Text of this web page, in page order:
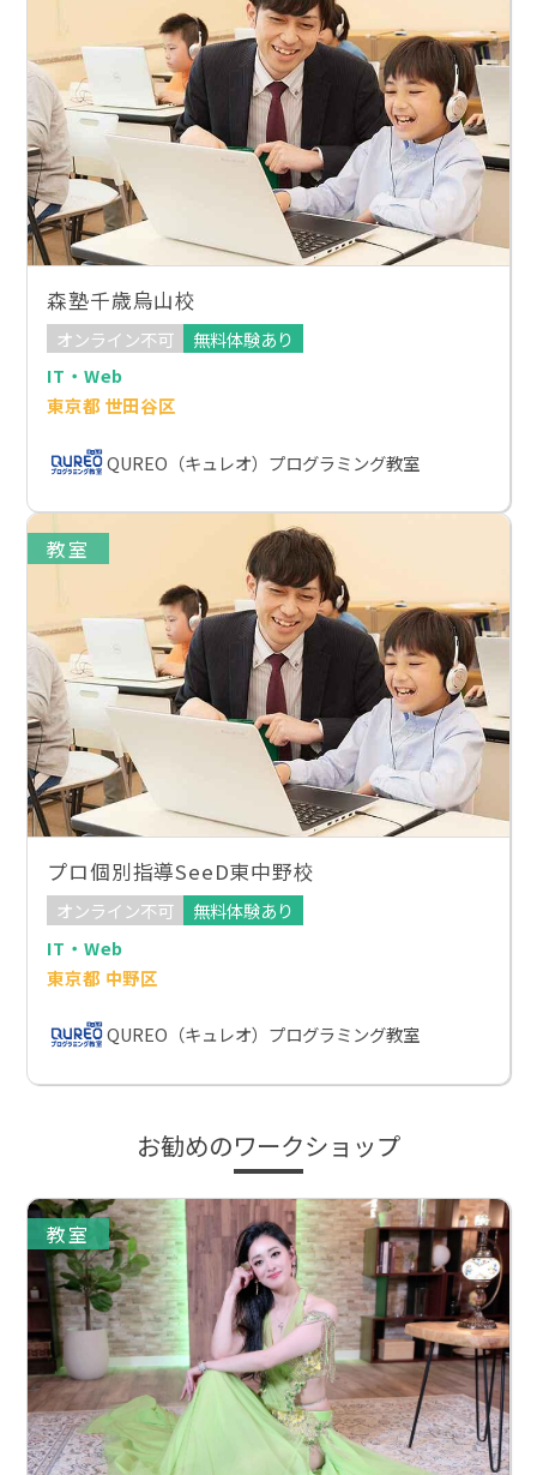
森塾千歳烏山校
オンライン不可
無料体験あり
IT・Web
東京都 世田谷区
QUREO（キュレオ）プログラミング教室
教室
プロ個別指導SeeD東中野校
オンライン不可
無料体験あり
IT・Web
東京都 中野区
QUREO（キュレオ）プログラミング教室
お勧めのワークショップ
教室